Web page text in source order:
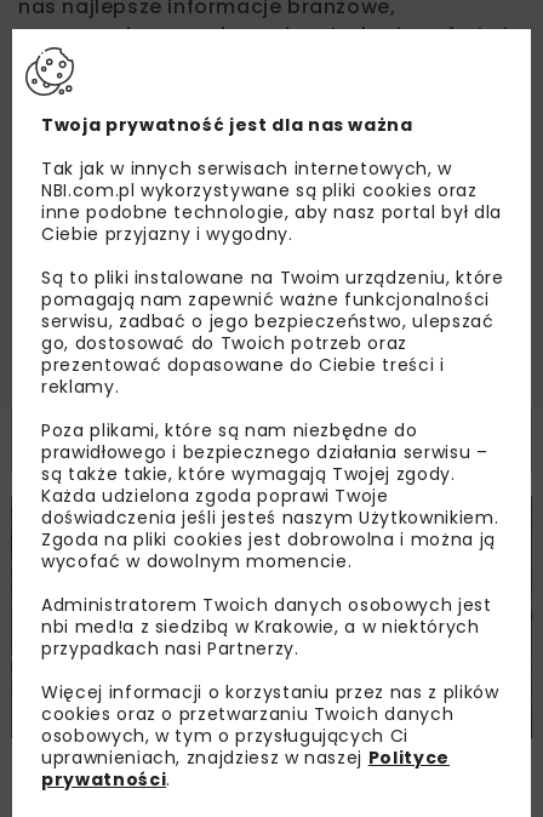
nas najlepsze informacje branżowe,
zaproszenia na wydarzenia, atrakcyjne oferty i
dedykowane akcje specjalne.
Zapoznałam/em się zPolityką Prywatności i
Regulaminem oraz wyrażam zgodę na otrzymywanie na
podany przeze mnie adres e-mail korespondencji
handlowej w postaci newslettera.
ZAPISZ MNIE
Powiązane artykuły
DROGI INWESTYCJE WIADOMOŚCI
Remont nawierzchni na węzłach A4.
Przetarg obejmuje pięć węzłów
Twoja prywatność jest dla nas ważna
Tak jak w innych serwisach internetowych, w
NBI.com.pl wykorzystywane są pliki cookies oraz
inne podobne technologie, aby nasz portal był dla
Ciebie przyjazny i wygodny.
Są to pliki instalowane na Twoim urządzeniu, które
pomagają nam zapewnić ważne funkcjonalności
serwisu, zadbać o jego bezpieczeństwo, ulepszać
go, dostosować do Twoich potrzeb oraz
prezentować dopasowane do Ciebie treści i
reklamy.
Poza plikami, które są nam niezbędne do
prawidłowego i bezpiecznego działania serwisu –
są także takie, które wymagają Twojej zgody.
Każda udzielona zgoda poprawi Twoje
doświadczenia jeśli jesteś naszym Użytkownikiem.
Zgoda na pliki cookies jest dobrowolna i można ją
wycofać w dowolnym momencie.
Administratorem Twoich danych osobowych jest
nbi med!a z siedzibą w Krakowie, a w niektórych
przypadkach nasi Partnerzy.
Więcej informacji o korzystaniu przez nas z plików
cookies oraz o przetwarzaniu Twoich danych
osobowych, w tym o przysługujących Ci
uprawnieniach, znajdziesz w naszej Polityce
prywatności.